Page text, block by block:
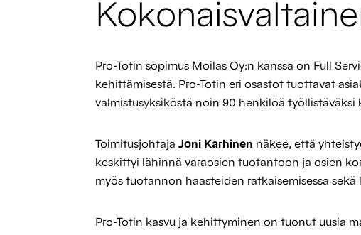
Pro-Totin sopimus Moilas Oy:n kanssa on Full
kehittämisestä. Pro-Totin eri osastot tuottavat
valmistusyksiköstä noin 90 henkilöä
ToimitusjohtajaJoni Karhinen näkee, että
keskittyi lähinnä varaosien tuotantoon ja osien
myös tuotannon haasteiden ratkaisemisessa
Pro-Totin kasvu ja kehittyminen on tuonut uusia